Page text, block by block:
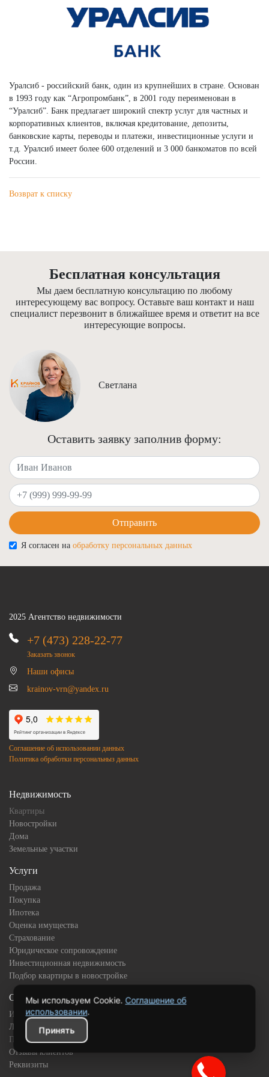
Уралсиб - российский банк, один из крупнейших в стране. Основан
в 1993 году как “Агропромбанк”, в 2001 году переименован в
“Уралсиб”. Банк предлагает широкий спектр услуг для частных и
корпоративных клиентов, включая кредитование, депозиты,
банковские карты, переводы и платежи, инвестиционные услуги и
т.д. Уралсиб имеет более 600 отделений и 3 000 банкоматов по всей
России.
Возврат к списку
Бесплатная консультация
Мы даем бесплатную консультацию по любому
интересующему вас вопросу. Оставьте ваш контакт и наш
специалист перезвонит в ближайшее время и ответит на все
интересующие вопросы.
Светлана
Оставить заявку заполнив форму:
Ваше имя
Ваш телефон
Отправить
Я согласен на обработку персональных данных
2025 Агентство недвижимости
+7 (473) 228-22-77
Заказать звонок
Наши офисы
krainov-vrn@yandex.ru
Соглашение об использовании данных
Политика обработки персональныз данных
Недвижимость
Квартиры
Новостройки
Дома
Земельные участки
Услуги
Продажа
Покупка
Ипотека
Оценка имущества
Страхование
Юридическое сопровождение
Инвестиционная недвижимость
Подбор квартиры в новостройке
О компании
История
Лицензии и сертификаты
Партнёры
Отзывы клиентов
Реквизиты
Мы используем Cookie. Соглашение об
использовании.
Принять